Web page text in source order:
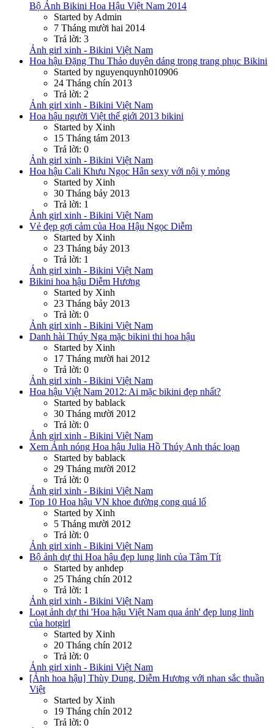
Bộ Ảnh Bikini Hoa Hậu Việt Nam 2014
Started by Admin
7 Tháng mười hai 2014
Trả lời: 3
Ảnh girl xinh - Bikini Việt Nam
Hoa hậu Đặng Thu Thảo duyên dáng trong trang phục Bikini
Started by nguyenquynh010906
24 Tháng chín 2013
Trả lời: 2
Ảnh girl xinh - Bikini Việt Nam
Hoa hậu người Việt thế giới 2013 bikini
Started by Xinh
15 Tháng tám 2013
Trả lời: 0
Ảnh girl xinh - Bikini Việt Nam
Hoa hậu Cali Khưu Ngọc Hân sexy với nội y mỏng
Started by Xinh
30 Tháng bảy 2013
Trả lời: 1
Ảnh girl xinh - Bikini Việt Nam
Vẻ đẹp gợi cảm của Hoa Hậu Ngọc Diễm
Started by Xinh
23 Tháng bảy 2013
Trả lời: 1
Ảnh girl xinh - Bikini Việt Nam
Bikini hoa hậu Diễm Hương
Started by Xinh
23 Tháng bảy 2013
Trả lời: 0
Ảnh girl xinh - Bikini Việt Nam
Danh hài Thúy Nga mặc bikini thi hoa hậu
Started by Xinh
17 Tháng mười hai 2012
Trả lời: 0
Ảnh girl xinh - Bikini Việt Nam
Hoa hậu Việt Nam 2012: Ai mặc bikini đẹp nhất?
Started by bablack
30 Tháng mười 2012
Trả lời: 0
Ảnh girl xinh - Bikini Việt Nam
Xem Ảnh nóng Hoa hậu Julia Hồ Thúy Anh thác loạn
Started by bablack
29 Tháng mười 2012
Trả lời: 0
Ảnh girl xinh - Bikini Việt Nam
Top 10 Hoa hậu VN khoe đường cong quá lố
Started by Xinh
5 Tháng mười 2012
Trả lời: 0
Ảnh girl xinh - Bikini Việt Nam
Bộ ảnh dự thi Hoa hậu đẹp lung linh của Tâm Tít
Started by anhdep
25 Tháng chín 2012
Trả lời: 1
Ảnh girl xinh - Bikini Việt Nam
Loạt ảnh dự thi 'Hoa hậu Việt Nam qua ảnh' đẹp lung linh
của hotgirl
Started by Xinh
20 Tháng chín 2012
Trả lời: 0
Ảnh girl xinh - Bikini Việt Nam
[Ảnh hoa hậu] Thùy Dung, Diễm Hương với nhan sắc thuần
Việt
Started by Xinh
19 Tháng chín 2012
Trả lời: 0